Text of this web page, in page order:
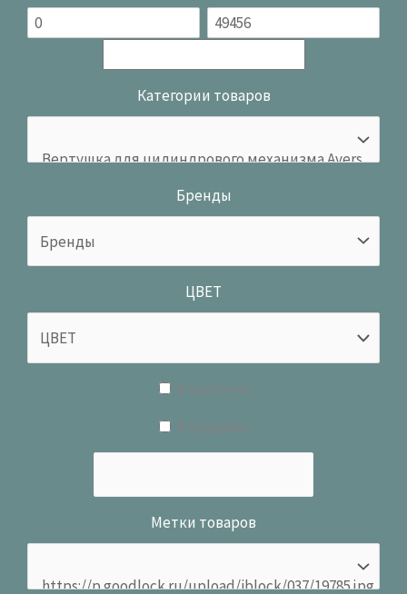
Категории товаров
Бренды
ЦВЕТ
Метки товаров